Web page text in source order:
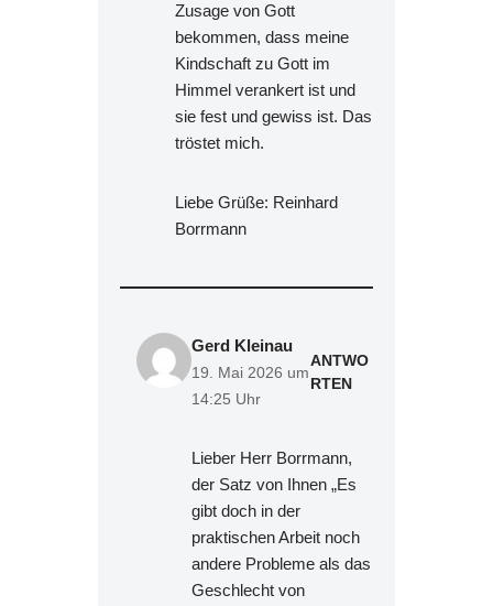
Zusage von Gott
bekommen, dass meine
Kindschaft zu Gott im
Himmel verankert ist und
sie fest und gewiss ist. Das
tröstet mich.
Liebe Grüße: Reinhard
Borrmann
Gerd Kleinau
19. Mai 2026 um
14:25 Uhr
ANTWO
RTEN
Lieber Herr Borrmann,
der Satz von Ihnen „Es
gibt doch in der
praktischen Arbeit noch
andere Probleme als das
Geschlecht von